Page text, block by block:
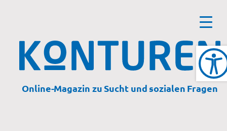
Online-Magazin zu Sucht und sozialen Fragen